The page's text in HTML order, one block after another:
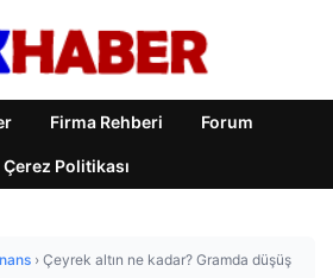
Firma Rehberi Forum
Çerez Politikası
› Çeyrek altın ne kadar? Gramda düşüş